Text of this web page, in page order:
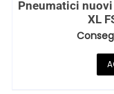
Pneumatici nuovi
XL